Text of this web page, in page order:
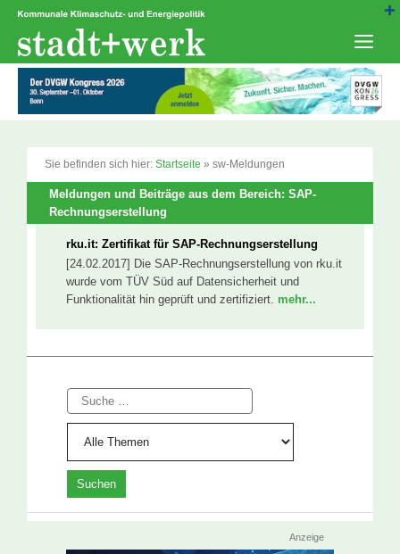
Zum
springen
Sie befinden sich hier: Startseite » sw-Meldungen
Meldungen und Beiträge aus dem Bereich: SAP-
Rechnungserstellung
rku.it: Zertifikat für SAP-Rechnungserstellung
[24.02.2017] Die SAP-Rechnungserstellung von rku.it
wurde vom TÜV Süd auf Datensicherheit und
Funktionalität hin geprüft und zertifiziert. mehr...
Suche
Anzeige